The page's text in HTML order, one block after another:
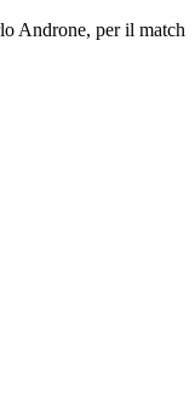
Androne, per il match